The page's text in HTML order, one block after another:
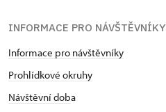
INFORMACE PRO NÁVŠTĚVNÍKY
Informace pro návštěvníky
Prohlídkové okruhy
Návštěvní doba